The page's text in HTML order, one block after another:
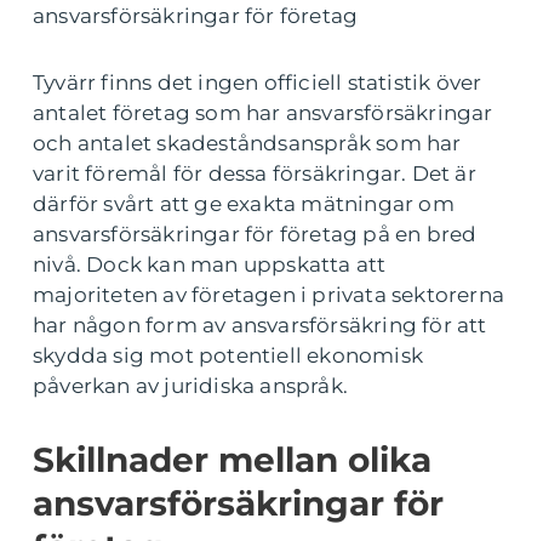
ansvarsförsäkringar för företag
Tyvärr finns det ingen officiell statistik över
antalet företag som har ansvarsförsäkringar
och antalet skadeståndsanspråk som har
varit föremål för dessa försäkringar. Det är
därför svårt att ge exakta mätningar om
ansvarsförsäkringar för företag på en bred
nivå. Dock kan man uppskatta att
majoriteten av företagen i privata sektorerna
har någon form av ansvarsförsäkring för att
skydda sig mot potentiell ekonomisk
påverkan av juridiska anspråk.
Skillnader mellan olika
ansvarsförsäkringar för